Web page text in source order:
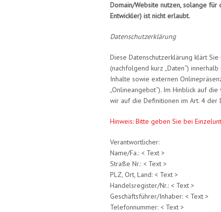
Domain/Website nutzen, solange für
Entwickler) ist nicht erlaubt.
Datenschutzerklärung
Diese Datenschutzerklärung klärt
(nachfolgend kurz „Daten“)
Inhalte sowie externen
„Onlineangebot“). Im Hinblick auf
wir auf die Definitionen im Art. 4 der
Hinweis: Bitte geben Sie bei
Verantwortlicher:
Name/Fa.: < Text >
Straße Nr.: < Text >
PLZ, Ort, Land: < Text >
Handelsregister/Nr.: < Text >
Geschäftsführer/Inhaber: < Text >
Telefonnummer: < Text >